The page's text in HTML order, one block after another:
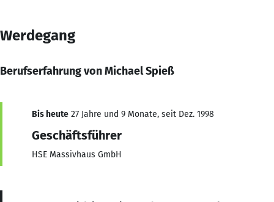
Werdegang
Berufserfahrung von Michael Spieß
Bis heute 27 Jahre und 9 Monate, seit Dez. 1998
Geschäftsführer
HSE Massivhaus GmbH